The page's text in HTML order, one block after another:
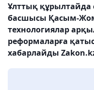
Ұлттық құрылтайда
басшысы Қасым-
технологиялар
реформаларға
хабарлайды